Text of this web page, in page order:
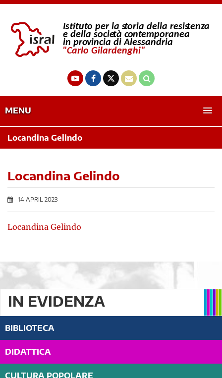
MENU
Locandina Gelindo
Locandina Gelindo
14 APRIL 2023
Locandina Gelindo
IN EVIDENZA
BIBLIOTECA
DIDATTICA
CULTURA POPOLARE